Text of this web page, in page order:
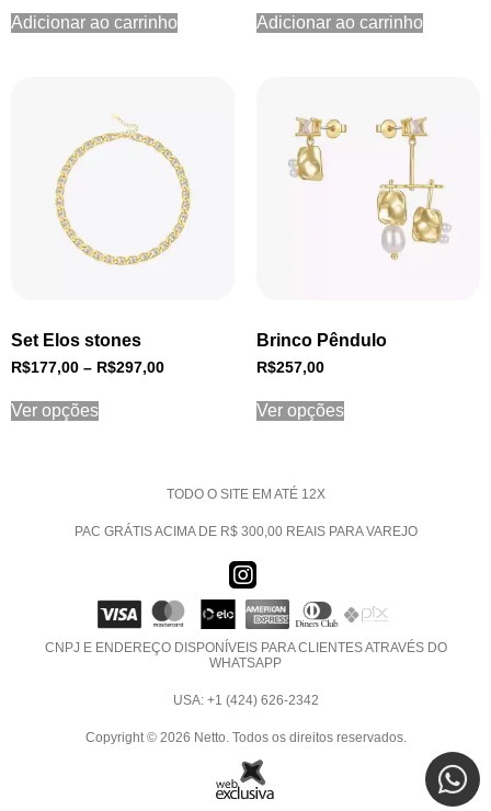
Adicionar ao carrinho Adicionar ao carrinho
Set Elos stones
R$177,00 – R$297,00
Ver opções
Brinco Pêndulo
R$257,00
Ver opções
TODO O SITE EM ATÉ 12X
PAC GRÁTIS ACIMA DE R$ 300,00 REAIS PARA VAREJO
CNPJ E ENDEREÇO DISPONÍVEIS PARA CLIENTES ATRAVÉS DO
WHATSAPP
USA: +1 (424) 626-2342
Copyright © 2026 Netto. Todos os direitos reservados.